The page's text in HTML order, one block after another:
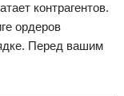
контрагентов.
ордеров
Перед вашим